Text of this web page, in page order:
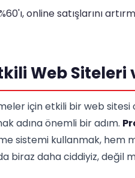
online satışlarını
Web
için etkili bir web sitesi
adına önemli bir adım.
sistemi kullanmak, hem
biraz daha ciddiyiz, değil